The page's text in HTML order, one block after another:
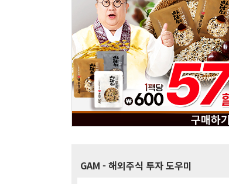
GAM - 해외주식 투자 도우미